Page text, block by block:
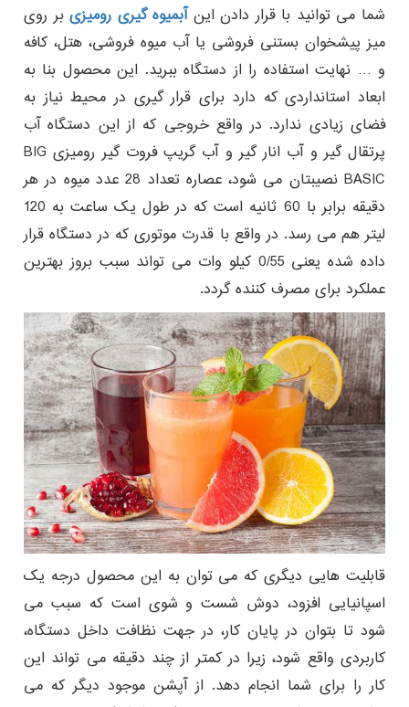
شما می توانید با قرار دادن اینآبمیوه گیری رومیزیبر روی
میز پیشخوان بستنی فروشی یا آب میوه فروشی، هتل، کافه
و … نهایت استفاده را از دستگاه ببرید. این محصول بنا به
ابعاد استانداردی که دارد برای قرار گیری در محیط نیاز به
فضای زیادی ندارد. در واقع خروجی که از این دستگاه آب
پرتقال گیر و آب انار گیر و آب گریپ فروت گیر رومیزی BIG
BASIC نصیبتان می شود، عصاره تعداد 28 عدد میوه در هر
دقیقه برابر با 60 ثانیه است که در طول یک ساعت به 120
لیتر هم می رسد. در واقع با قدرت موتوری که در دستگاه قرار
داده شده یعنی 0/55 کیلو وات می تواند سبب بروز بهترین
عملکرد برای مصرف کننده گردد.
قابلیت هایی دیگری که می توان به این محصول درجه یک
اسپانیایی افزود، دوش شست و شوی است که سبب می
شود تا بتوان در پایان کار، در جهت نظافت داخل دستگاه،
کاربردی واقع شود، زیرا در کمتر از چند دقیقه می تواند این
کار را برای شما انجام دهد. از آپشن موجود دیگر که می